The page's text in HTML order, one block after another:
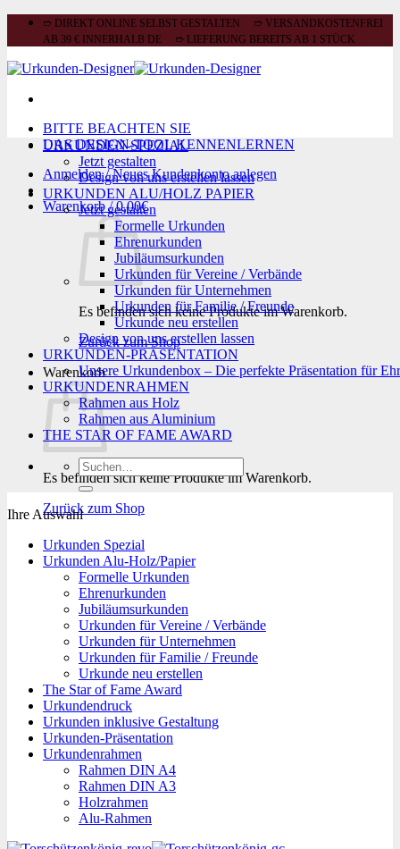
Zum
➱ DIREKT ONLINE SELBST GESTALTEN ➱ VERSANDKOSTENFREI
AB 39 € INNERHALB DE ➱ LIEFERUNG BEREITS AB 1 STÜCK
BITTE BEACHTEN SIE
DAS DESIGN-TOOL KENNENLERNEN
Anmelden / Neues Kundenkonto anlegen
Warenkorb /0,00€
Es befinden sich keine Produkte im Warenkorb.
Zurück zum Shop
Warenkorb
Es befinden sich keine Produkte im Warenkorb.
Zurück zum Shop
URKUNDEN-SPEZIAL
Jetzt gestalten
Design von uns erstellen lassen
URKUNDEN ALU/HOLZ PAPIER
Jetzt gestalten
Formelle Urkunden
Ehrenurkunden
Jubiläumsurkunden
Urkunden für Vereine / Verbände
Urkunden für Unternehmen
Urkunden für Familie / Freunde
Urkunde neu erstellen
Design von uns erstellen lassen
URKUNDEN-PRÄSENTATION
Unsere Urkundenbox – Die perfekte Präsentation für
URKUNDENRAHMEN
Rahmen aus Holz
Rahmen aus Aluminium
THE STAR OF FAME AWARD
Suchen
nach:
Ihre Auswahl
Urkunden Spezial
Urkunden Alu-Holz/Papier
Formelle Urkunden
Ehrenurkunden
Jubiläumsurkunden
Urkunden für Vereine / Verbände
Urkunden für Unternehmen
Urkunden für Familie / Freunde
Urkunde neu erstellen
The Star of Fame Award
Urkundendruck
Urkunden inklusive Gestaltung
Urkunden-Präsentation
Urkundenrahmen
Rahmen DIN A4
Rahmen DIN A3
Holzrahmen
Alu-Rahmen